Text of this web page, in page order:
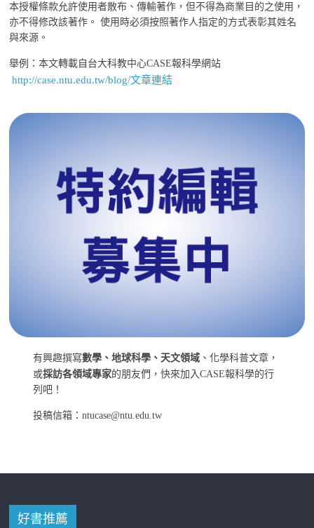
本授權條款允許使用者散布、傳輸著作，但不得為商業目的之使用，
亦不得修改該著作。 使用時必須按照著作人指定的方式表彰其姓名
與來源。
舉例：本文轉載自台大科教中心CASE報科學網站
http://case.ntu.edu.tw/blog/文章連結
有興趣撰寫數學、地球科學、天文領域 、化學科普文章，
或採訪各領域專家的朋友們，快來加入CASE報科學的行
列吧！
投稿信箱：ntucase@ntu.edu.tw
好書推薦